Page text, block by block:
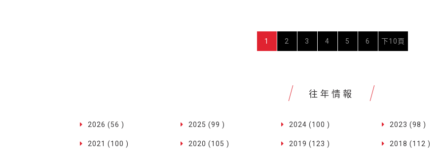
1 2 3 4 5 6 下10頁
往年情報
2026 (56 ) 2025 (99 ) 2024 (100 ) 2023 (98 )
2021 (100 ) 2020 (105 ) 2019 (123 ) 2018 (112 )